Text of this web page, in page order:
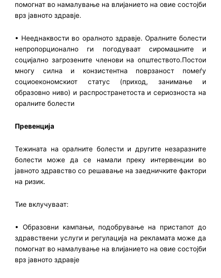
помогнат во намалување на влијанието на овие состојби
врз јавното здравје.
• Нееднаквости во оралното здравје. Оралните болести
непропорционално ги погодуваат сиромашните и
социјално загрозените членови на општеството.Постои
многу силна и конзистентна поврзаност помеѓу
социоекономскиот статус (приход, занимање и
образовно ниво) и распространетоста и сериозноста на
оралните болести
Превенција
Тежината на оралните болести и другите незаразните
болести може да се намали преку интервенции во
јавното здравство со решавање на заедничките фактори
на ризик.
Тие вклучуваат:
• Образовни кампањи, подобрување на пристапот до
здравствени услуги и регулација на рекламата може да
помогнат во намалување на влијанието на овие состојби
врз јавното здравје